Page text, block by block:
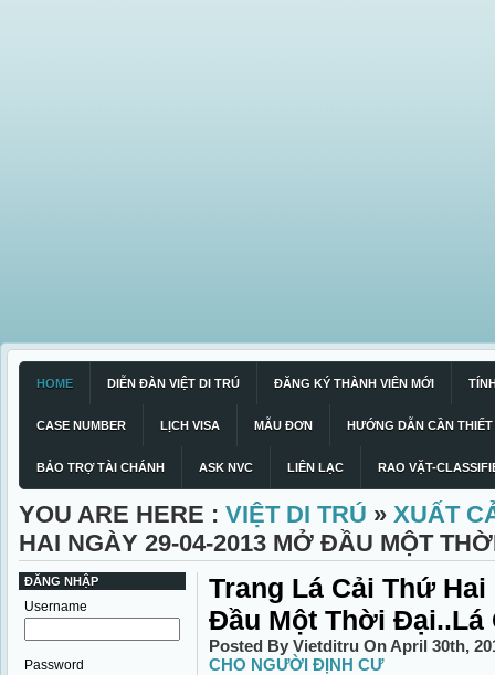
HOME DIỄN ĐÀN VIỆT DI TRÚ ĐĂNG KÝ THÀNH VIÊN MỚI
CASE NUMBER LỊCH VISA MẪU ĐƠN HƯỚNG DẪN CẦN THIẾT
BẢO TRỢ TÀI CHÁNH ASK NVC LIÊN LẠC RAO VẶT-
YOU ARE HERE : VIỆT DI TRÚ » XUẤT
HAI NGÀY 29-04-2013 MỞ ĐẦU MỘT
ĐĂNG NHẬP
Username
Password
Trang Lá Cải Thứ
Đầu Một Thời Đại..Lá
Posted By Vietditru On April 30th,
CHO NGƯỜI ĐỊNH CƯ